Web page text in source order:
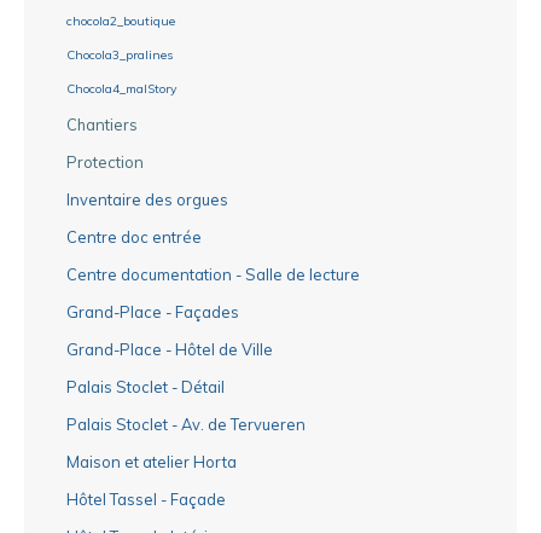
chocola2_boutique
Chocola3_pralines
Chocola4_malStory
Chantiers
Protection
Inventaire des orgues
Centre doc entrée
Centre documentation - Salle de lecture
Grand-Place - Façades
Grand-Place - Hôtel de Ville
Palais Stoclet - Détail
Palais Stoclet - Av. de Tervueren
Maison et atelier Horta
Hôtel Tassel - Façade